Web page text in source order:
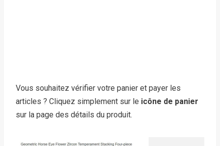
Vous souhaitez vérifier votre panier et payer les
articles ? Cliquez simplement sur le icône de panier
sur la page des détails du produit.